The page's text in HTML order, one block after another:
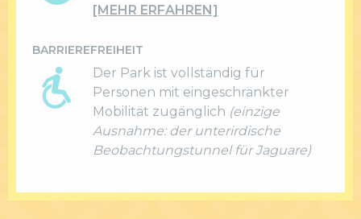
[MEHR ERFAHREN]
BARRIEREFREIHEIT
Der Park ist vollständig für
Personen mit eingeschränkter
Mobilität zugänglich (einzige
Ausnahme: der unterirdische
Beobachtungstunnel für Jaguare)